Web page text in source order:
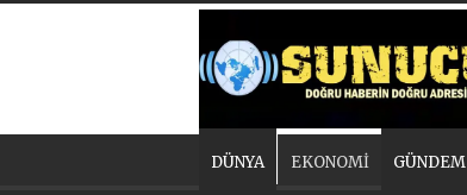
DÜNYA EKONOMİ GÜNDEM